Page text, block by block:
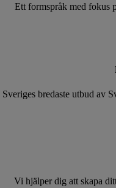
Ett formspråk med fokus
Sveriges bredaste utbud av
Vi hjälper dig att skapa